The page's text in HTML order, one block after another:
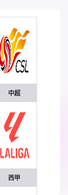
中超
西甲